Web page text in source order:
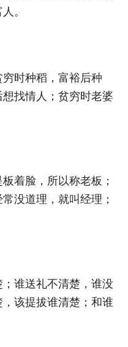
。
时种稻，富裕后种
找情人；贫穷时老婆
着脸，所以称老板；
没道理，就叫经理；
谁送礼不清楚，谁没
该提拔谁清楚；和谁